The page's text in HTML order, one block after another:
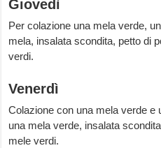
Giovedì
Per colazione una mela verde,
mela, insalata scondita, petto di
verdi.
Venerdì
Colazione con una mela verde e
una mela verde, insalata
mele verdi.